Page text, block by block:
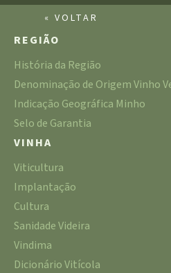
« VOLTAR
REGIÃO
História da Região
Denominação de Origem Vinho
Indicação Geográfica Minho
Selo de Garantia
VINHA
Viticultura
Implantação
Cultura
Sanidade Videira
Vindima
Dicionário Vitícola